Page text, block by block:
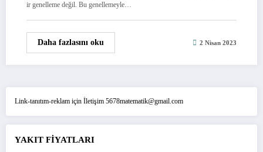
ir genelleme değil. Bu genellemeyle…
Daha fazlasını oku 2 Nisan 2023
Link-tanıtım-reklam için İletişim 5678matematik@gmail.com
YAKIT FİYATLARI